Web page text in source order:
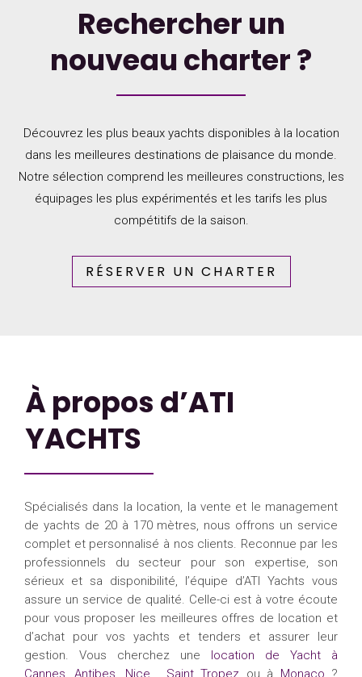
Rechercher un
nouveau charter ?
Découvrez les plus beaux yachts disponibles à la location
dans les meilleures destinations de plaisance du monde.
Notre sélection comprend les meilleures constructions, les
équipages les plus expérimentés et les tarifs les plus
compétitifs de la saison.
RÉSERVER UN CHARTER
À propos d’ATI
YACHTS
Spécialisés dans la location, la vente et le management
de yachts de 20 à 170 mètres, nous offrons un service
complet et personnalisé à nos clients. Reconnue par les
professionnels du secteur pour son expertise, son
sérieux et sa disponibilité, l’équipe d’ATI Yachts vous
assure un service de qualité. Celle-ci est à votre écoute
pour vous proposer les meilleures offres de location et
d’achat pour vos yachts et tenders et assurer leur
gestion. Vous cherchez une location de Yacht à
Cannes ,Antibes Nice Saint Tropez ou à Monaco ?